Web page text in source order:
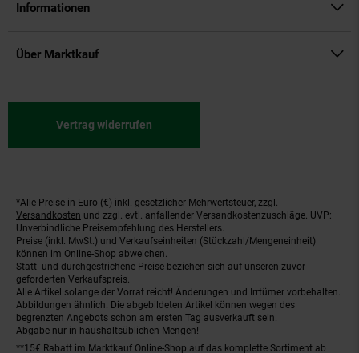
Informationen
Über Marktkauf
Vertrag widerrufen
Fußnoten
*Alle Preise in Euro (€) inkl. gesetzlicher Mehrwertsteuer, zzgl.
Versandkosten und zzgl. evtl. anfallender Versandkostenzuschläge. UVP:
Unverbindliche Preisempfehlung des Herstellers.
Preise (inkl. MwSt.) und Verkaufseinheiten (Stückzahl/Mengeneinheit)
können im Online-Shop abweichen.
Statt- und durchgestrichene Preise beziehen sich auf unseren zuvor
geforderten Verkaufspreis.
Alle Artikel solange der Vorrat reicht! Änderungen und Irrtümer vorbehalten.
Abbildungen ähnlich. Die abgebildeten Artikel können wegen des
begrenzten Angebots schon am ersten Tag ausverkauft sein.
Abgabe nur in haushaltsüblichen Mengen!
**15€ Rabatt im Marktkauf Online-Shop auf das komplette Sortiment ab